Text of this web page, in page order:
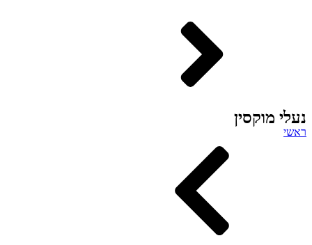
נעלי מוקסין
ראשי